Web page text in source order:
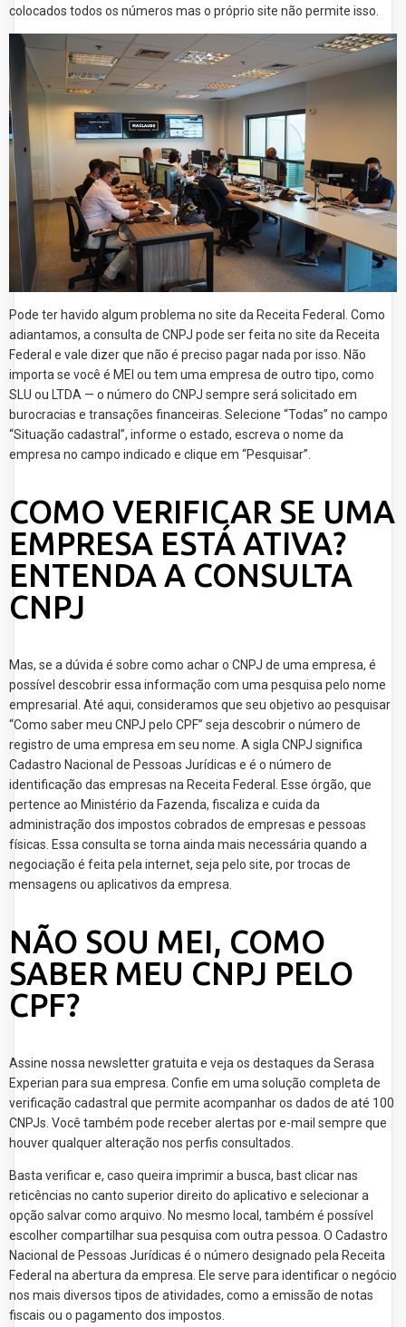
colocados todos os números mas o próprio site não permite isso.
Pode ter havido algum problema no site da Receita Federal. Como
adiantamos, a consulta de CNPJ pode ser feita no site da Receita
Federal e vale dizer que não é preciso pagar nada por isso. Não
importa se você é MEI ou tem uma empresa de outro tipo, como
SLU ou LTDA — o número do CNPJ sempre será solicitado em
burocracias e transações financeiras. Selecione “Todas” no campo
“Situação cadastral”, informe o estado, escreva o nome da
empresa no campo indicado e clique em “Pesquisar”.
COMO VERIFICAR SE UMA
EMPRESA ESTÁ ATIVA?
ENTENDA A CONSULTA
CNPJ
Mas, se a dúvida é sobre como achar o CNPJ de uma empresa, é
possível descobrir essa informação com uma pesquisa pelo nome
empresarial. Até aqui, consideramos que seu objetivo ao pesquisar
“Como saber meu CNPJ pelo CPF” seja descobrir o número de
registro de uma empresa em seu nome. A sigla CNPJ significa
Cadastro Nacional de Pessoas Jurídicas e é o número de
identificação das empresas na Receita Federal. Esse órgão, que
pertence ao Ministério da Fazenda, fiscaliza e cuida da
administração dos impostos cobrados de empresas e pessoas
físicas. Essa consulta se torna ainda mais necessária quando a
negociação é feita pela internet, seja pelo site, por trocas de
mensagens ou aplicativos da empresa.
NÃO SOU MEI, COMO
SABER MEU CNPJ PELO
CPF?
Assine nossa newsletter gratuita e veja os destaques da Serasa
Experian para sua empresa. Confie em uma solução completa de
verificação cadastral que permite acompanhar os dados de até 100
CNPJs. Você também pode receber alertas por e-mail sempre que
houver qualquer alteração nos perfis consultados.
Basta verificar e, caso queira imprimir a busca, bast clicar nas
reticências no canto superior direito do aplicativo e selecionar a
opção salvar como arquivo. No mesmo local, também é possível
escolher compartilhar sua pesquisa com outra pessoa. O Cadastro
Nacional de Pessoas Jurídicas é o número designado pela Receita
Federal na abertura da empresa. Ele serve para identificar o negócio
nos mais diversos tipos de atividades, como a emissão de notas
fiscais ou o pagamento dos impostos.